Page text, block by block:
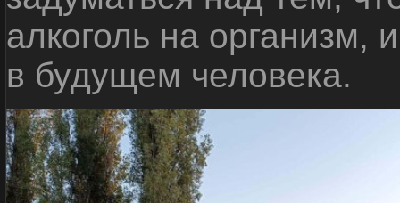
алкоголь на организм,
в будущем человека.